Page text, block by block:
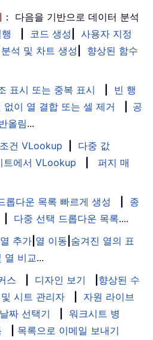
： 다음을 기반으로 데이터 분석
코드 생성
사용자 지정
석 및 차트 생성
향상된 함수
표시 또는 중복 표시
빈 행
없이 열 결합 또는 셀 제거
공
올림...
건 VLookup
다중 값
트에서 VLookup
퍼지 매
롭다운 목록 빠르게 생성
종
다중 선택 드롭다운 목록....
추가 열 이동 숨겨진 열의 표
열 비교...
스 디자인 보기
향상된 수
시트 관리자
자원 라이브
날짜 선택기
워크시트 병
목록으로 이메일 보내기